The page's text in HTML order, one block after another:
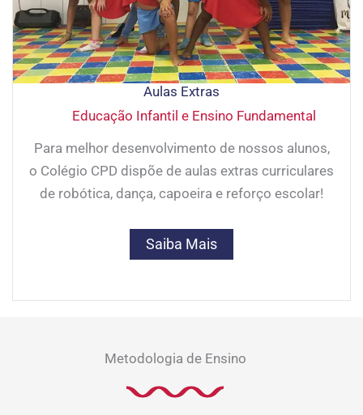
Aulas Extras
Educação Infantil e Ensino Fundamental
Para melhor desenvolvimento de nossos alunos,
o Colégio CPD dispõe de aulas extras curriculares
de robótica, dança, capoeira e reforço escolar!
Saiba Mais
Metodologia de Ensino